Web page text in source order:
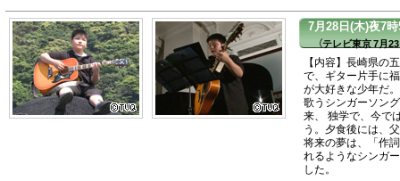
7月28日(木)夜7
（テレビ東京 7月
【内容】長崎県の
で、ギター片手に
が大好きな少年だ
歌うシンガーソン
来、 独学で、今で
う。夕食後には、
将来の夢は、「作
れるようなシンガ
した。